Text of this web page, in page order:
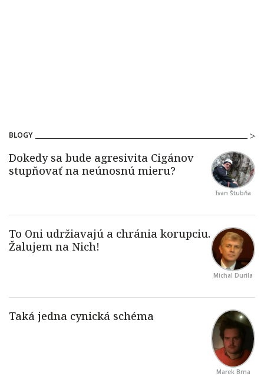
BLOGY
Ivan Štubňa
Michal Durila
Marek Brna